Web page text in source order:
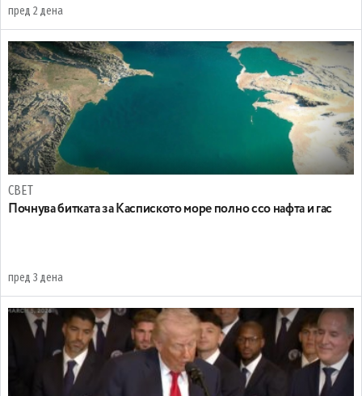
пред 2 дена
СВЕТ
Почнува битката за Каспиското море полно ссо нафта и гас
пред 3 дена